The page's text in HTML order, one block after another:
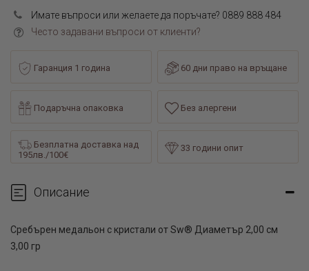
Имате въпроси или желаете да поръчате? 0889 888 484
Често задавани въпроси от клиенти?
Гаранция 1 година 60 дни право на връщане
Подаръчна опаковка Без алергени
Безплатна доставка над
195лв./100€
33 години опит
Описание
Сребърен медальон с кристали от Sw® Диаметър 2,00 см
3,00 гр